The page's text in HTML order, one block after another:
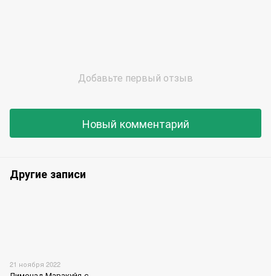
Добавьте первый отзыв
Новый комментарий
Другие записи
21 ноября 2022